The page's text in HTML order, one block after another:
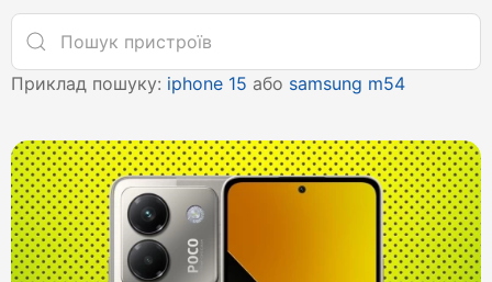
Приклад пошуку: iphone 15 або samsung m54